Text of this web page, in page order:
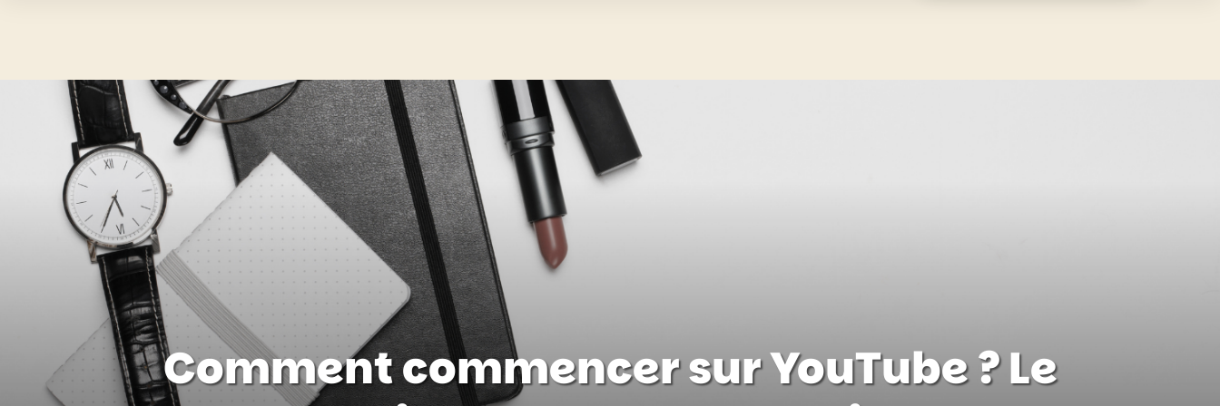
Comment commencer sur YouTube ? Le